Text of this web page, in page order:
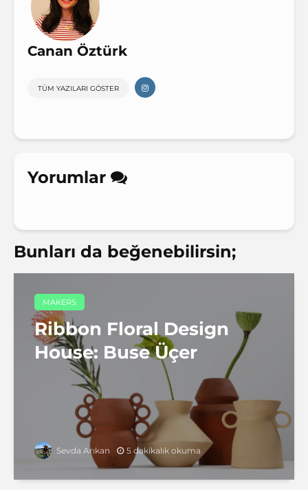
Canan Öztürk
TÜM YAZILARI GÖSTER
Yorumlar
Bunları da beğenebilirsin;
MAKERS
Ribbon Floral Design
House: Buse Üçer
Sevda Arıkan 5 dakikalık okuma